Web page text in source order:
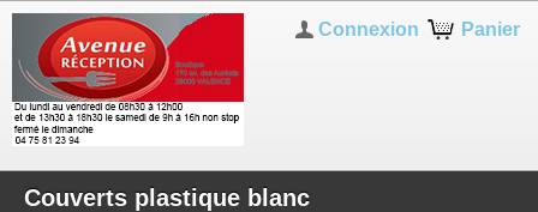
Panier
Connexion
Couverts plastique blanc